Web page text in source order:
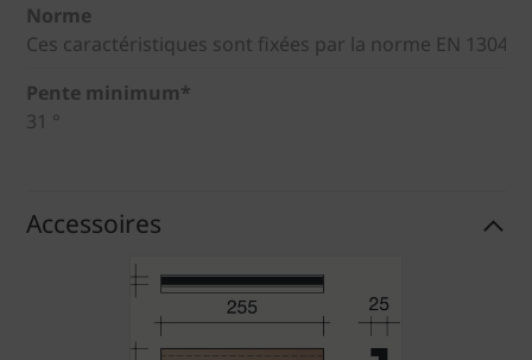
Norme
Ces caractéristiques sont fixées par la norme EN 1304
Pente minimum*
31 °
Accessoires